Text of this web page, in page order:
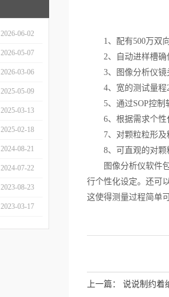
2026-06-02
2026-05-07
2026-03-06
2025-05-09
2025-03-13
2025-02-18
2024-08-21
2024-07-22
2023-08-23
2023-03-17
1、配有500万双向
2、自动进样槽确保
3、图像分析仪镜
4、宽的测试量程
5、通过SOP控制
6、根据需求个性
7、对颗粒粒形及粒
8、可直观的对颗
图像分析仪软件包
行个性化设定。还可
这使得测量过程简单
上一篇： 说说制约着